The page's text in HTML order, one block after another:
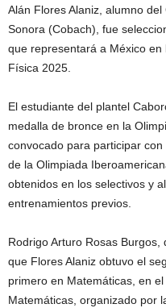
Alán Flores Alaniz, alumno
Sonora (Cobach), fue
que representará a México
Física 2025.
El estudiante del plantel
medalla de bronce en la
convocado para participar
de la Olimpiada
obtenidos en los selectivos y
entrenamientos previos.
Rodrigo Arturo Rosas
que Flores Alaniz obtuvo el
primero en Matemáticas, en
Matemáticas, organizado por